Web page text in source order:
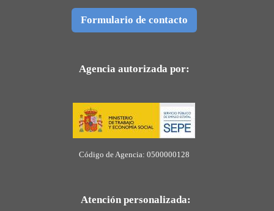
Formulario de contacto
Agencia autorizada por:
Código de Agencia: 0500000128
Atención personalizada: